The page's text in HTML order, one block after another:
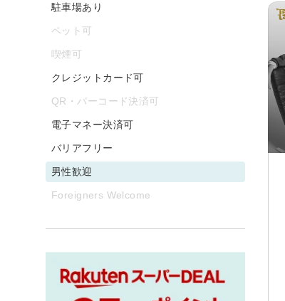
駐車場あり
ペット可
喫煙可
クレジットカード可
QR・バーコード決済可
電子マネー決済可
バリアフリー
男性歓迎
Foreigners Welcome